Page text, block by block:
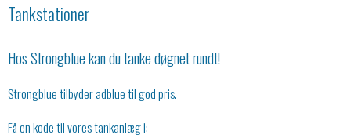
Tankstationer
Hos Strongblue kan du tanke døgnet rundt!
Strongblue tilbyder adblue til god pris.
Få en kode til vores tankanlæg i;